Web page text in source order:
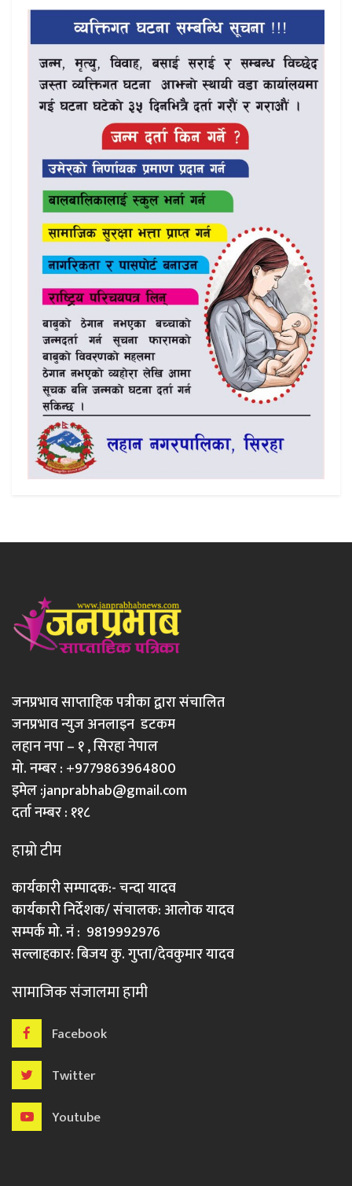
जनप्रभाव साप्ताहिक पत्रीका द्वारा संचालित
जनप्रभाव न्युज अनलाइन डटकम
लहान नपा – १ , सिरहा नेपाल
मो. नम्बर : +9779863964800
इमेल :janprabhab@gmail.com
दर्ता नम्बर : ११८
हाम्रो टीम
कार्यकारी सम्पादक:- चन्दा यादव
कार्यकारी निर्देशक/ संचालक: आलोक यादव
सम्पर्क मो. नं : 9819992976
सल्लाहकार: बिजय कु. गुप्ता/देवकुमार यादव
सामाजिक संजालमा हामी
Facebook
Twitter
Youtube